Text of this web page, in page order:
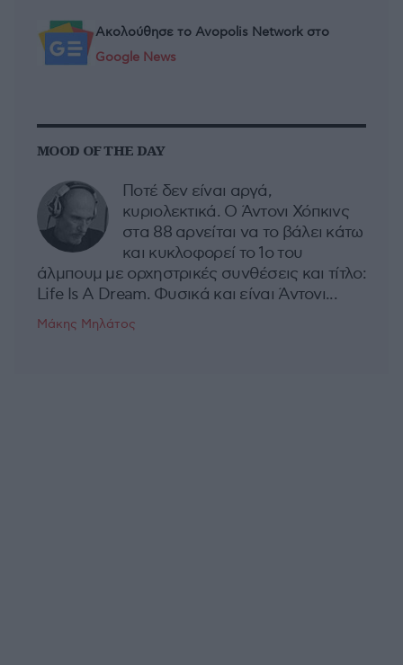
Ακολούθησε το Avopolis Network στο
Google News
MOOD OF THE DAY
Ποτέ δεν είναι αργά,
κυριολεκτικά. Ο Άντονι Χόπκινς
στα 88 αρνείται να το βάλει κάτω
και κυκλοφορεί το 1ο του
άλμπουμ με ορχηστρικές συνθέσεις και τίτλο:
Life Is A Dream. Φυσικά και είναι Άντονι...
Μάκης Μηλάτος